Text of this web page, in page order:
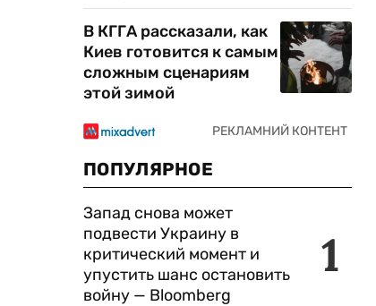
В КГГА рассказали, как
Киев готовится к самым
сложным сценариям
этой зимой
ПОПУЛЯРНОЕ
1
Запад снова может
подвести Украину в
критический момент и
упустить шанс остановить
войну — Bloomberg